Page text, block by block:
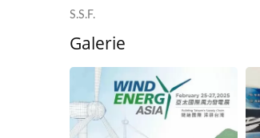
S.S.F.
Galerie